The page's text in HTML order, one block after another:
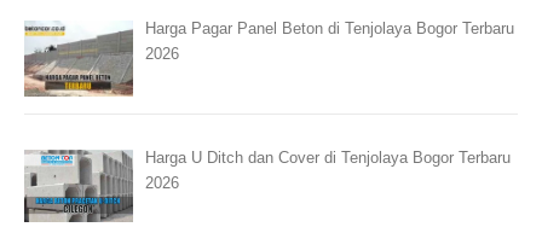
Harga Pagar Panel Beton di Tenjolaya Bogor Terbaru
2026
Harga U Ditch dan Cover di Tenjolaya Bogor Terbaru
2026